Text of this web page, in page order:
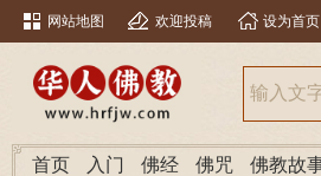
网站地图 欢迎投稿 设为首页
首页 入门 佛经 佛咒 佛教故